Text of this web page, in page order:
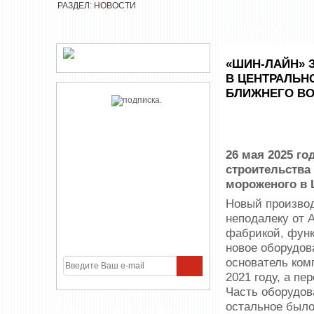
РАЗДЕЛ: НОВОСТИ
«ШИН-ЛАЙН»
В
БЛИЖНЕГО
26 мая 2025
мороженого в
Новый
неподалеку от
фабрикой,
новое
основатель
2021 году, а
Часть
остальное